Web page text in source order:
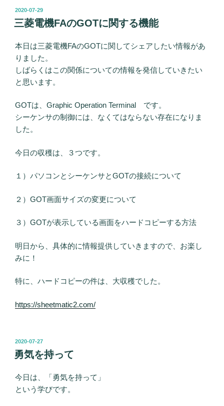
投
稿
日:
2020-07-29
三菱電機FAのGOTに関する機能
本日は三菱電機FAのGOTに関してシェアしたい情報があ
りました。
しばらくはこの関係についての情報を発信していきたい
と思います。
GOTは、Graphic Operation Terminal です。
シーケンサの制御には、なくてはならない存在になりま
した。
今日の収穫は、３つです。
１）パソコンとシーケンサとGOTの接続について
２）GOT画面サイズの変更について
３）GOTが表示している画面をハードコピーする方法
明日から、具体的に情報提供していきますので、お楽し
みに！
特に、ハードコピーの件は、大収穫でした。
https://sheetmatic2.com/
投
稿
日:
2020-07-27
勇気を持って
今日は、「勇気を持って」
という学びです。